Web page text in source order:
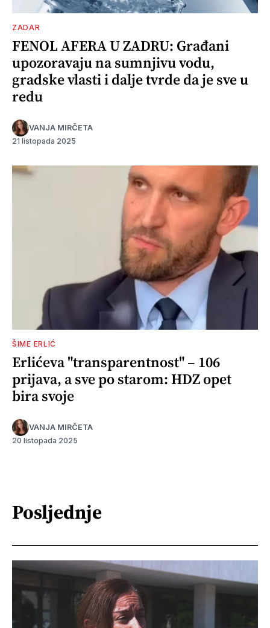
ZADAR
FENOL AFERA U ZADRU: Građani
upozoravaju na sumnjivu vodu,
gradske vlasti i dalje tvrde da je sve u
redu
VANJA MIRČETA
21 listopada 2025
ŠIME ERLIĆ
Erlićeva "transparentnost" – 106
prijava, a sve po starom: HDZ opet
bira svoje
VANJA MIRČETA
20 listopada 2025
Posljednje